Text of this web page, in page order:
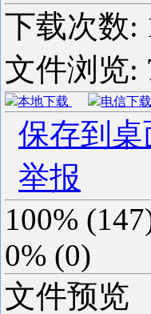
下载次数:
文件浏览:
本地下载 电信下载
保存到桌
举报
100% (147
0% (0)
文件预览